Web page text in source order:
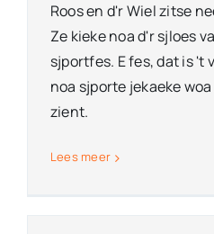
Roos en d'r Wiel zitse
Ze kieke noa d'r sjloes
sjportfes. E fes, dat is 't
noa sjporte jekaeke
zient.
Lees meer